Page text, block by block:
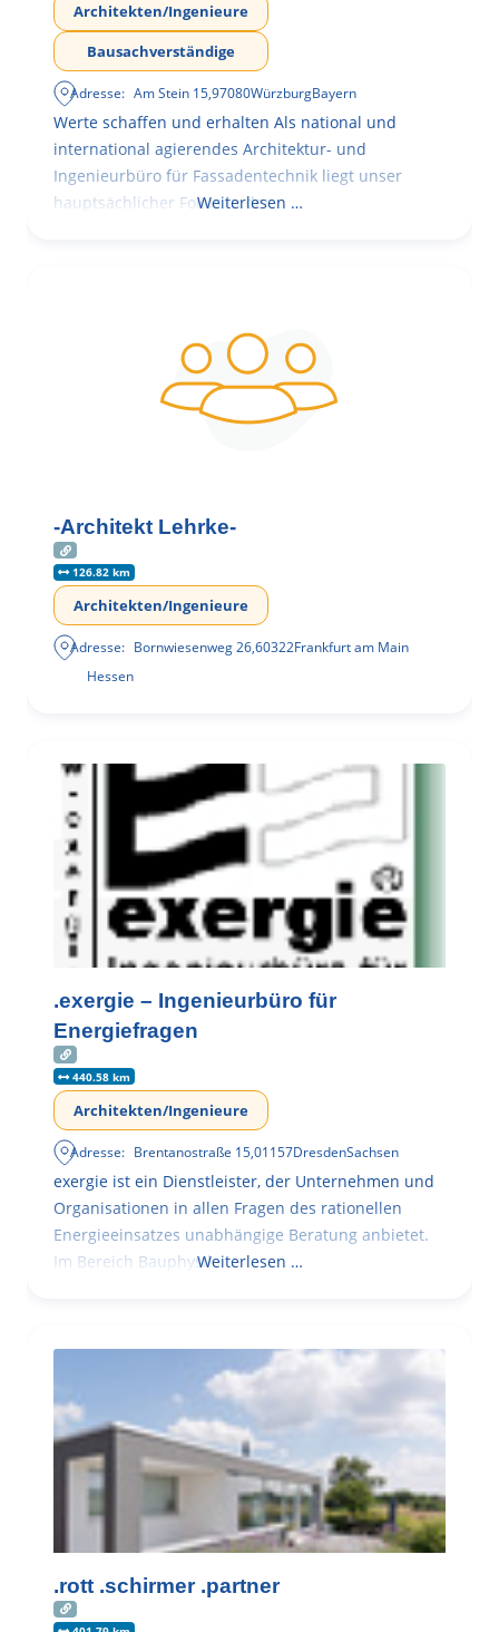
Architekten/Ingenieure
Bausachverständige
Adresse: Am Stein 15,97080WürzburgBayern
Werte schaffen und erhalten Als national und
international agierendes Architektur- und
Ingenieurbüro für Fassadentechnik liegt unser
hauptsächlicher Fokus in der
Weiterlesen …
-Architekt Lehrke-
126.82 km
Architekten/Ingenieure
Adresse: Bornwiesenweg 26,60322Frankfurt am Main
Hessen
.exergie – Ingenieurbüro für
Energiefragen
440.58 km
Architekten/Ingenieure
Adresse: Brentanostraße 15,01157DresdenSachsen
exergie ist ein Dienstleister, der Unternehmen und
Organisationen in allen Fragen des rationellen
Energieeinsatzes unabhängige Beratung anbietet.
Im Bereich BauphysikWeiterlesen …
.rott .schirmer .partner